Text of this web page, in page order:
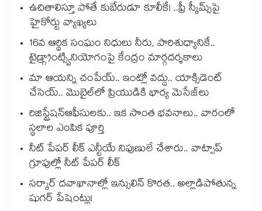
ఉచితాలిస్తూ పోతే కుబేరుడూ కూలీకే! ..ఫ్రీ స్కీమ్స్‌‌‌‌‌‌‌‌‌‌‌‌‌‌‌‌‌‌‌‌‌‌‌‌‌‌‌‌‌‌‌‌పై
హైకోర్టు వ్యాఖ్యలు
16వ ఆర్థిక సంఘం నిధులు నీరు, పారిశుధ్యానికే..
టైడ్గ్రాంట్స్వినియోగంపై కేంద్రం మార్గదర్శకాలు
మా ఆయన్ని చంపేయ్.. ఇంట్లో వద్దు.. యాక్సిడెంట్
చేసెయ్.. మొబైల్‌‌‌‌‌‌‌‌‌‌‌‌‌‌‌‌లో ప్రియుడికి భార్య మెసేజ్‌‌‌‌‌‌‌‌‌‌‌‌‌‌‌‌లు
రిజిస్ట్రేషన్ఆఫీసులకు.. ఇక సొంత భవనాలు.. వారంలో
స్థలాల ఎంపిక పూర్తి
నీట్ పేపర్ లీక్ ఎన్టీయే నిపుణులే చేశారు.. వాట్సాప్
గ్రూపుల్లో నీట్ పేపర్ లీక్
సర్కార్ దవాఖానాల్లో ఇన్సులిన్ కొరత.. అల్లాడిపోతున్న
షుగర్ పేషెంట్లు!